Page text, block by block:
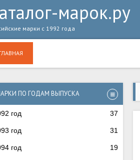
марок.ру
марки с 1992 года
ПО ГОДАМ ВЫПУСКА
год 37
год 31
год 19